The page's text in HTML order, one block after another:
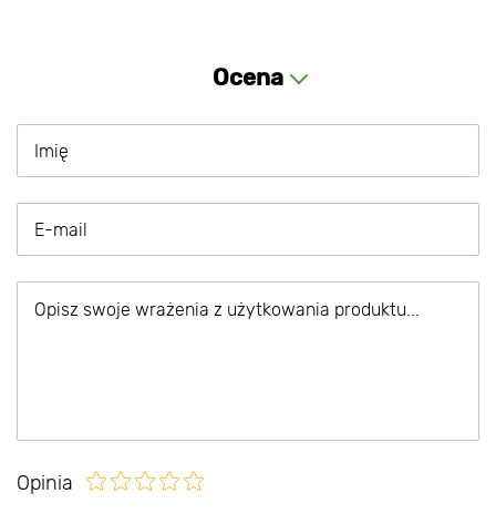
Ocena
Opinia